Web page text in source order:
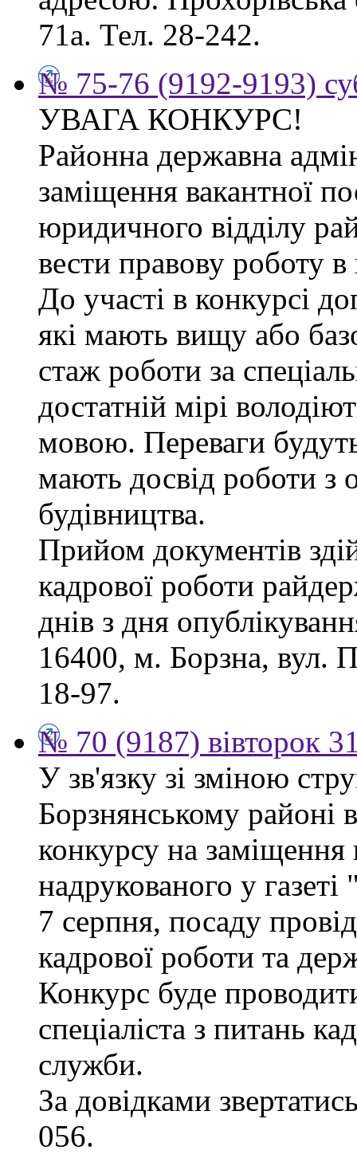
71а. Тел. 28-242.
№ 75-76 (9192-9193)
УВАГА КОНКУРС!
Районна державна
заміщення вакантної
юридичного відділу
вести правову роботу в
До участі в конкурсі
які мають вищу або
стаж роботи за
достатній мірі
мовою. Переваги
мають досвід роботи з
будівництва.
Прийом документів
кадрової роботи
днів з дня
16400, м. Борзна, вул.
18-97.
№ 70 (9187) вівторок
У зв'язку зі зміною
Борзнянському районі
конкурсу на заміщення
надрукованого у
7 серпня, посаду
кадрової роботи та
Конкурс буде
спеціаліста з питань
служби.
За довідками
056.